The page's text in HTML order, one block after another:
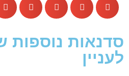
סדנאות נוספות
לעניין